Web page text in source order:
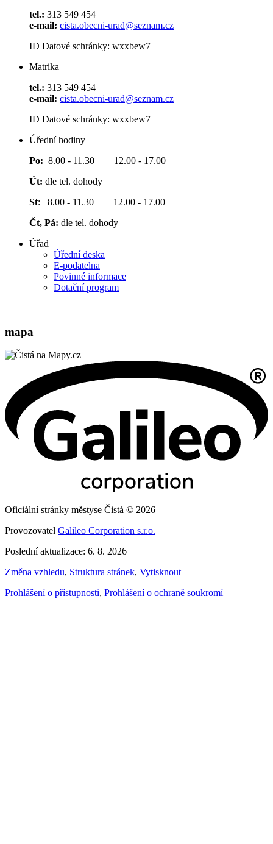
tel.: 313 549 454
e-mail: cista.obecni-urad@seznam.cz
ID Datové schránky: wxxbew7
Matrika
tel.: 313 549 454
e-mail: cista.obecni-urad@seznam.cz
ID Datové schránky: wxxbew7
Úřední hodiny
Po: 8.00 - 11.30 12.00 - 17.00
Út: dle tel. dohody
St: 8.00 - 11.30 12.00 - 17.00
Čt, Pá: dle tel. dohody
Úřad
Úřední deska
E-podatelna
Povinné informace
Dotační program
mapa
Oficiální stránky městyse Čistá © 2026
Provozovatel Galileo Corporation s.r.o.
Poslední aktualizace: 6. 8. 2026
Změna vzhledu, Struktura stránek, Vytisknout
Prohlášení o přístupnosti, Prohlášení o ochraně soukromí